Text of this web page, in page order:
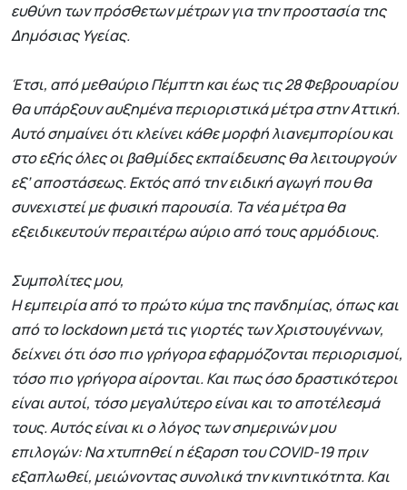
ευθύνη των πρόσθετων μέτρων για την προστασία της
Δημόσιας Υγείας.
Έτσι, από μεθαύριο Πέμπτη και έως τις 28 Φεβρουαρίου
θα υπάρξουν αυξημένα περιοριστικά μέτρα στην Αττική.
Αυτό σημαίνει ότι κλείνει κάθε μορφή λιανεμπορίου και
στο εξής όλες οι βαθμίδες εκπαίδευσης θα λειτουργούν
εξ’ αποστάσεως. Εκτός από την ειδική αγωγή που θα
συνεχιστεί με φυσική παρουσία. Τα νέα μέτρα θα
εξειδικευτούν περαιτέρω αύριο από τους αρμόδιους.
Συμπολίτες μου,
Η εμπειρία από το πρώτο κύμα της πανδημίας, όπως και
από το lockdown μετά τις γιορτές των Χριστουγέννων,
δείχνει ότι όσο πιο γρήγορα εφαρμόζονται περιορισμοί,
τόσο πιο γρήγορα αίρονται. Και πως όσο δραστικότεροι
είναι αυτοί, τόσο μεγαλύτερο είναι και το αποτέλεσμά
τους. Αυτός είναι κι ο λόγος των σημερινών μου
επιλογών: Να χτυπηθεί η έξαρση του COVID-19 πριν
εξαπλωθεί, μειώνοντας συνολικά την κινητικότητα. Και